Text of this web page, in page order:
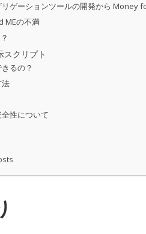
リゲーションツールの開発から Money
MEの不満
スクリプト
るの？
法
性について